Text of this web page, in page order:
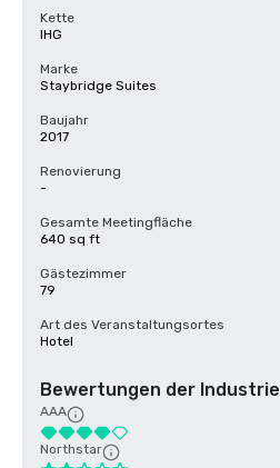
Kette
IHG
Marke
Staybridge Suites
Baujahr
2017
Renovierung
-
Gesamte Meetingfläche
640 sq ft
Gästezimmer
79
Art des Veranstaltungsortes
Hotel
Bewertungen der Industrie
AAA
Northstar